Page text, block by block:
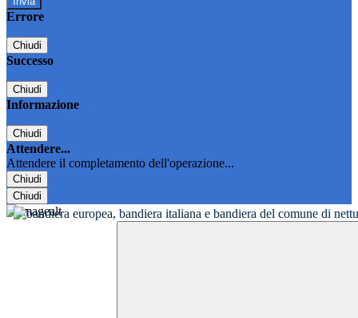
Errore
Chiudi
Successo
Chiudi
Informazione
Chiudi
Attendere...
Attendere il completamento dell'operazione...
Chiudi
Chiudi